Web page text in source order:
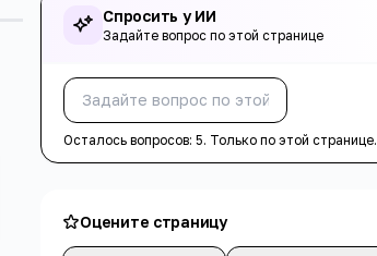
Спросить у ИИ
Задайте вопрос по этой странице
Осталось вопросов:5. Только по этой странице.
Оцените страницу